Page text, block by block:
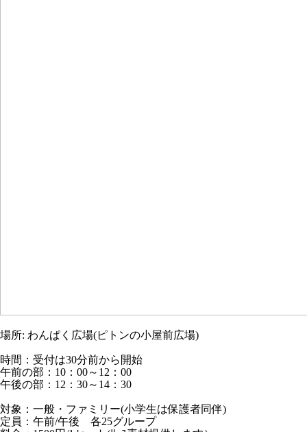
場所: わんぱく広場(ピトンの小屋前広場)
時間：受付は30分前から開始
午前の部：10：00～12：00
午後の部：12：30～14：30
対象：一般・ファミリー(小学生は保護者同伴)
定員：午前/午後 各25グループ